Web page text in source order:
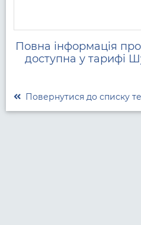
Повна інформація
доступна у тарифі
Повернутися до списку